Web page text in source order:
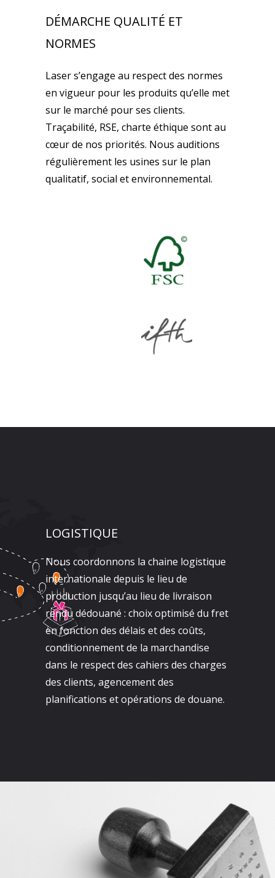
DÉMARCHE QUALITÉ ET
NORMES
Laser s’engage au respect des normes
en vigueur pour les produits qu’elle met
sur le marché pour ses clients.
Traçabilité, RSE, charte éthique sont au
cœur de nos priorités. Nous auditions
régulièrement les usines sur le plan
qualitatif, social et environnemental.
LOGISTIQUE
Nous coordonnons la chaine logistique
internationale depuis le lieu de
production jusqu’au lieu de livraison
rendu dédouané : choix optimisé du fret
en fonction des délais et des coûts,
conditionnement de la marchandise
dans le respect des cahiers des charges
des clients, agencement des
planifications et opérations de douane.